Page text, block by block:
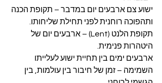
ישוע צם ארבעים יום במדבר – תקופת הכנה
ותהפוכה רוחנית לפני תחילת שליחותו.
תקופת הלנט (Lent) – ארבעים יום של
היטהרות פנימית.
ארבעים ימים בין תחיית ישוע לעלייתו
השמימה – זמן של חיבור בין עולמות, בין